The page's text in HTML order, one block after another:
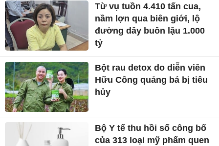
Từ vụ tuồn 4.410 tấn cua,
nầm lợn qua biên giới, lộ
đường dây buôn lậu 1.000
tỷ
Bột rau detox do diễn viên
Hữu Công quảng bá bị tiêu
hủy
Bộ Y tế thu hồi số công bố
của 313 loại mỹ phẩm quen